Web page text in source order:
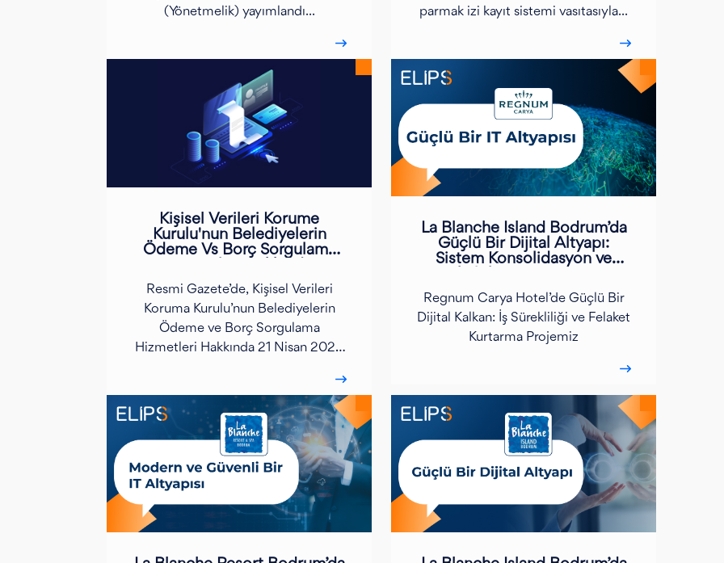
(Yönetmelik) yayımlandı...
parmak izi kayıt sistemi vasıtasıyla...
Kişisel Verileri Korume
Kurulu'nun Belediyelerin
Ödeme Vs Borç Sorgulama
Resmi Gazete’de, Kişisel Verileri
Koruma Kurulu’nun Belediyelerin
Ödeme ve Borç Sorgulama
Hizmetleri Hakkında 21 Nisan 2022
La Blanche Island Bodrum’da
Güçlü Bir Dijital Altyapı:
Sistem Konsolidasyon ve
Regnum Carya Hotel’de Güçlü Bir
Dijital Kalkan: İş Sürekliliği ve Felaket
Kurtarma Projemiz